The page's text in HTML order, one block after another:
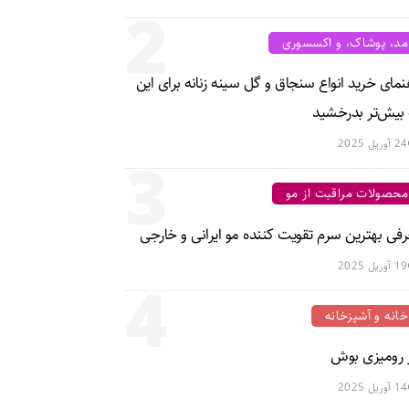
2 مد، پوشاک، و اکسسوری
خرید انواع سنجاق و گل سینه زنانه برای این
بیش‌تر بدرخشید
24 آوریل 2025
3 محصولات مراقبت از مو
بهترین سرم تقویت کننده مو ایرانی و خارجی
19 آوریل 2025
خانه و آشپزخانه
رومیزی بوش
14 آوریل 2025